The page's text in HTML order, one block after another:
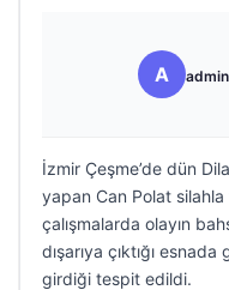
A admin
İzmir Çeşme’de dün
yapan Can Polat
çalışmalarda olayın
dışarıya çıktığı
girdiği tespit edildi.